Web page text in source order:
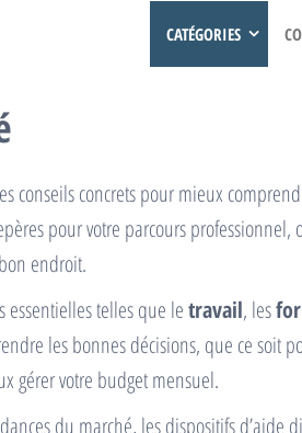
CATÉGORIES
conseils concrets pour mieux
pour votre parcours
endroit.
essentielles telles que letravail, les
les bonnes décisions, que ce soit
gérer votre budget mensuel.
du marché, les dispositifs d’aide